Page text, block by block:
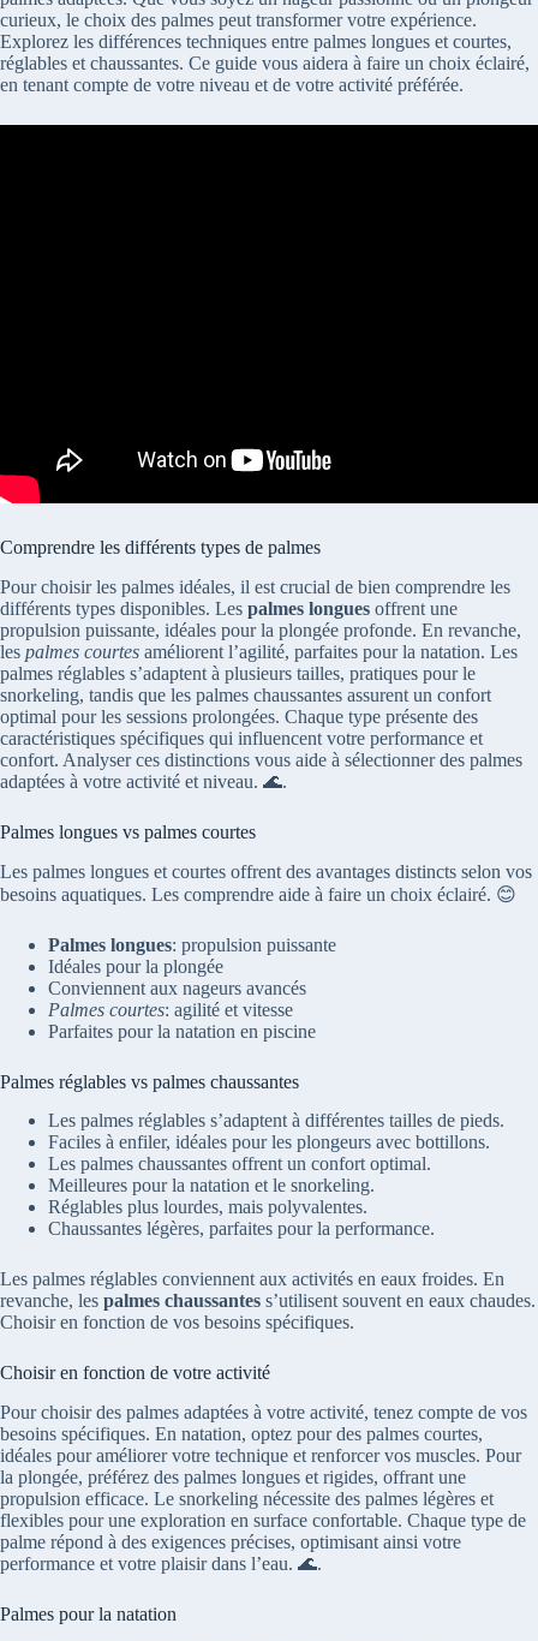
curieux, le choix des palmes peut transformer votre expérience.
Explorez les différences techniques entre palmes longues et courtes,
réglables et chaussantes. Ce guide vous aidera à faire un choix éclairé,
en tenant compte de votre niveau et de votre activité préférée.
Comprendre les différents types de palmes
Pour choisir les palmes idéales, il est crucial de bien comprendre les
différents types disponibles. Les palmes longues offrent une
propulsion puissante, idéales pour la plongée profonde. En revanche,
les palmes courtes améliorent l’agilité, parfaites pour la natation. Les
palmes réglables s’adaptent à plusieurs tailles, pratiques pour le
snorkeling, tandis que les palmes chaussantes assurent un confort
optimal pour les sessions prolongées. Chaque type présente des
caractéristiques spécifiques qui influencent votre performance et
confort. Analyser ces distinctions vous aide à sélectionner des palmes
adaptées à votre activité et niveau. 🌊.
Palmes longues vs palmes courtes
Les palmes longues et courtes offrent des avantages distincts selon vos
besoins aquatiques. Les comprendre aide à faire un choix éclairé. 😊
Palmes longues: propulsion puissante
Idéales pour la plongée
Conviennent aux nageurs avancés
Palmes courtes: agilité et vitesse
Parfaites pour la natation en piscine
Palmes réglables vs palmes chaussantes
Les palmes réglables s’adaptent à différentes tailles de pieds.
Faciles à enfiler, idéales pour les plongeurs avec bottillons.
Les palmes chaussantes offrent un confort optimal.
Meilleures pour la natation et le snorkeling.
Réglables plus lourdes, mais polyvalentes.
Chaussantes légères, parfaites pour la performance.
Les palmes réglables conviennent aux activités en eaux froides. En
revanche, les palmes chaussantes s’utilisent souvent en eaux chaudes.
Choisir en fonction de vos besoins spécifiques.
Choisir en fonction de votre activité
Pour choisir des palmes adaptées à votre activité, tenez compte de vos
besoins spécifiques. En natation, optez pour des palmes courtes,
idéales pour améliorer votre technique et renforcer vos muscles. Pour
la plongée, préférez des palmes longues et rigides, offrant une
propulsion efficace. Le snorkeling nécessite des palmes légères et
flexibles pour une exploration en surface confortable. Chaque type de
palme répond à des exigences précises, optimisant ainsi votre
performance et votre plaisir dans l’eau. 🌊.
Palmes pour la natation